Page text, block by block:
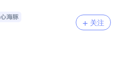
关注